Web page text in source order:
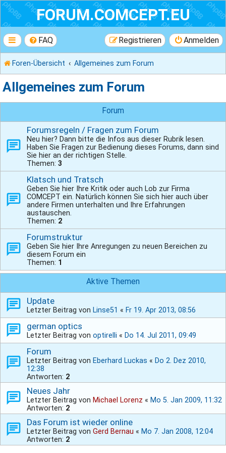
FORUM.COMCEPT.EU
FAQ Anmelden
Registrieren
Foren-Übersicht Allgemeines zum Forum
Allgemeines zum Forum
Forum
Forumsregeln / Fragen zum Forum
Neu hier? Dann bitte die Infos aus dieser Rubrik lesen.
Haben Sie Fragen zur Bedienung dieses Forums, dann sind
Sie hier an der richtigen Stelle.
Themen: 3
Klatsch und Tratsch
Geben Sie hier Ihre Kritik oder auch Lob zur Firma
COMCEPT ein. Natürlich können Sie sich hier auch über
andere Firmen unterhalten und Ihre Erfahrungen
austauschen.
Themen: 2
Forumstruktur
Geben Sie hier Ihre Anregungen zu neuen Bereichen zu
diesem Forum ein
Themen: 1
Aktive Themen
Update
Letzter Beitrag von Linse51 « Fr 19. Apr 2013, 08:56
german optics
Letzter Beitrag von optirelli « Do 14. Jul 2011, 09:49
Forum
Letzter Beitrag von Eberhard Luckas « Do 2. Dez 2010,
12:38
Antworten: 2
Neues Jahr
Letzter Beitrag von Michael Lorenz « Mo 5. Jan 2009, 11:32
Antworten: 2
Das Forum ist wieder online
Letzter Beitrag von Gerd Bernau « Mo 7. Jan 2008, 12:04
Antworten: 2